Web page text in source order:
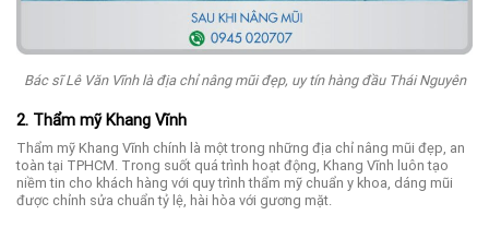
Bác sĩ Lê Văn Vĩnh là địa chỉ nâng mũi đẹp, uy tín hàng đầu Thái Nguyên
2. Thẩm mỹ Khang Vĩnh
Thẩm mỹ Khang Vĩnh chính là một trong những địa chỉ nâng mũi đẹp, an
toàn tại TPHCM. Trong suốt quá trình hoạt động, Khang Vĩnh luôn tạo
niềm tin cho khách hàng với quy trình thẩm mỹ chuẩn y khoa, dáng mũi
được chỉnh sửa chuẩn tỷ lệ, hài hòa với gương mặt.